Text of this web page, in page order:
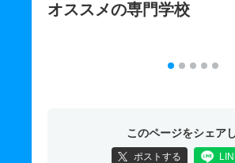
オススメの専門学校
このページをシェア
ポストする